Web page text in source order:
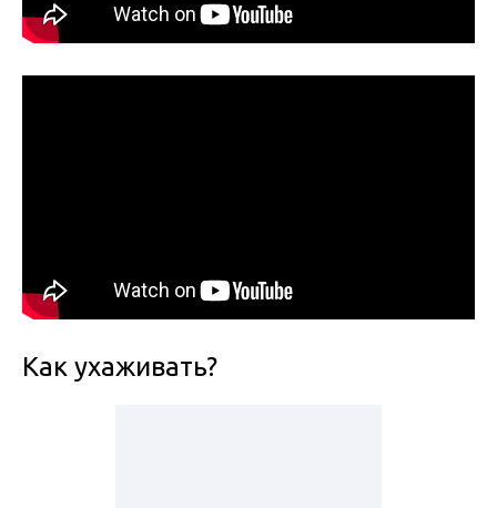
Как ухаживать?